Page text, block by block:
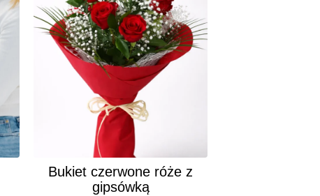
Bukiet czerwone róże z
gipsówką